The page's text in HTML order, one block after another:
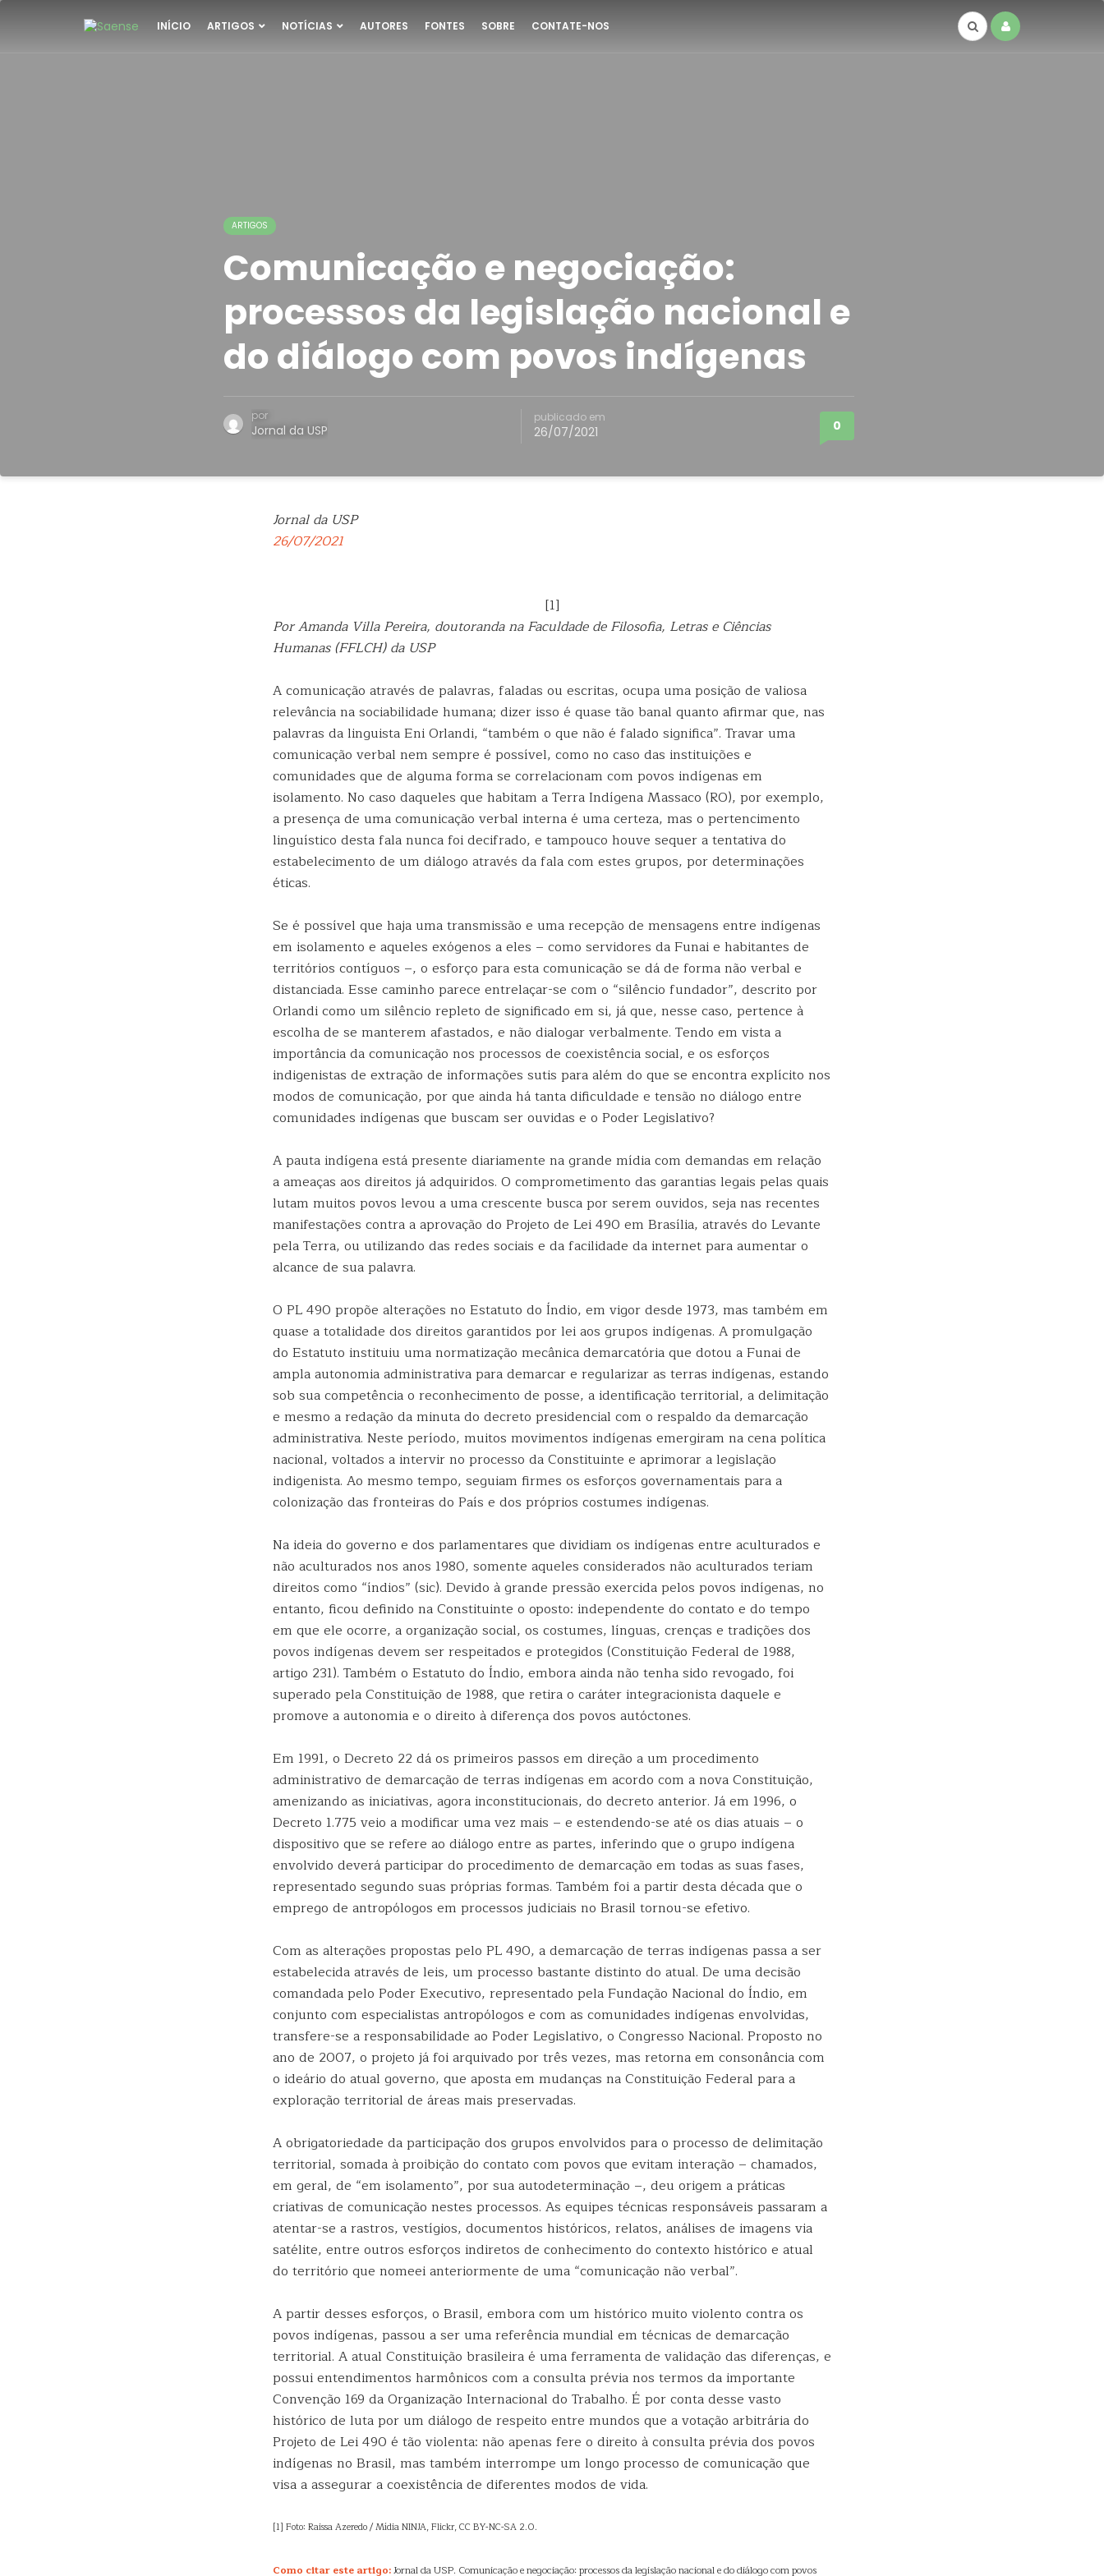
INÍCIO ARTIGOS NOTÍCIAS AUTORES FONTES SOBRE CONTATE-NOS
ARTIGOS
Comunicação e negociação:
processos da legislação nacional e
do diálogo com povos indígenas
por
Jornal da USP
publicado em
26/07/2021 0
Jornal da USP
26/07/2021
[1]
Por Amanda Villa Pereira, doutoranda na Faculdade de Filosofia, Letras e Ciências
Humanas (FFLCH) da USP
A comunicação através de palavras, faladas ou escritas, ocupa uma posição de valiosa
relevância na sociabilidade humana; dizer isso é quase tão banal quanto afirmar que, nas
palavras da linguista Eni Orlandi, “também o que não é falado significa”. Travar uma
comunicação verbal nem sempre é possível, como no caso das instituições e
comunidades que de alguma forma se correlacionam com povos indígenas em
isolamento. No caso daqueles que habitam a Terra Indígena Massaco (RO), por exemplo,
a presença de uma comunicação verbal interna é uma certeza, mas o pertencimento
linguístico desta fala nunca foi decifrado, e tampouco houve sequer a tentativa do
estabelecimento de um diálogo através da fala com estes grupos, por determinações
éticas.
Se é possível que haja uma transmissão e uma recepção de mensagens entre indígenas
em isolamento e aqueles exógenos a eles – como servidores da Funai e habitantes de
territórios contíguos –, o esforço para esta comunicação se dá de forma não verbal e
distanciada. Esse caminho parece entrelaçar-se com o “silêncio fundador”, descrito por
Orlandi como um silêncio repleto de significado em si, já que, nesse caso, pertence à
escolha de se manterem afastados, e não dialogar verbalmente. Tendo em vista a
importância da comunicação nos processos de coexistência social, e os esforços
indigenistas de extração de informações sutis para além do que se encontra explícito nos
modos de comunicação, por que ainda há tanta dificuldade e tensão no diálogo entre
comunidades indígenas que buscam ser ouvidas e o Poder Legislativo?
A pauta indígena está presente diariamente na grande mídia com demandas em relação
a ameaças aos direitos já adquiridos. O comprometimento das garantias legais pelas quais
lutam muitos povos levou a uma crescente busca por serem ouvidos, seja nas recentes
manifestações contra a aprovação do Projeto de Lei 490 em Brasília, através do Levante
pela Terra, ou utilizando das redes sociais e da facilidade da internet para aumentar o
alcance de sua palavra.
O PL 490 propõe alterações no Estatuto do Índio, em vigor desde 1973, mas também em
quase a totalidade dos direitos garantidos por lei aos grupos indígenas. A promulgação
do Estatuto instituiu uma normatização mecânica demarcatória que dotou a Funai de
ampla autonomia administrativa para demarcar e regularizar as terras indígenas, estando
sob sua competência o reconhecimento de posse, a identificação territorial, a delimitação
e mesmo a redação da minuta do decreto presidencial com o respaldo da demarcação
administrativa. Neste período, muitos movimentos indígenas emergiram na cena política
nacional, voltados a intervir no processo da Constituinte e aprimorar a legislação
indigenista. Ao mesmo tempo, seguiam firmes os esforços governamentais para a
colonização das fronteiras do País e dos próprios costumes indígenas.
Na ideia do governo e dos parlamentares que dividiam os indígenas entre aculturados e
não aculturados nos anos 1980, somente aqueles considerados não aculturados teriam
direitos como “índios” (sic). Devido à grande pressão exercida pelos povos indígenas, no
entanto, ficou definido na Constituinte o oposto: independente do contato e do tempo
em que ele ocorre, a organização social, os costumes, línguas, crenças e tradições dos
povos indígenas devem ser respeitados e protegidos (Constituição Federal de 1988,
artigo 231). Também o Estatuto do Índio, embora ainda não tenha sido revogado, foi
superado pela Constituição de 1988, que retira o caráter integracionista daquele e
promove a autonomia e o direito à diferença dos povos autóctones.
Em 1991, o Decreto 22 dá os primeiros passos em direção a um procedimento
administrativo de demarcação de terras indígenas em acordo com a nova Constituição,
amenizando as iniciativas, agora inconstitucionais, do decreto anterior. Já em 1996, o
Decreto 1.775 veio a modificar uma vez mais – e estendendo-se até os dias atuais – o
dispositivo que se refere ao diálogo entre as partes, inferindo que o grupo indígena
envolvido deverá participar do procedimento de demarcação em todas as suas fases,
representado segundo suas próprias formas. Também foi a partir desta década que o
emprego de antropólogos em processos judiciais no Brasil tornou-se efetivo.
Com as alterações propostas pelo PL 490, a demarcação de terras indígenas passa a ser
estabelecida através de leis, um processo bastante distinto do atual. De uma decisão
comandada pelo Poder Executivo, representado pela Fundação Nacional do Índio, em
conjunto com especialistas antropólogos e com as comunidades indígenas envolvidas,
transfere-se a responsabilidade ao Poder Legislativo, o Congresso Nacional. Proposto no
ano de 2007, o projeto já foi arquivado por três vezes, mas retorna em consonância com
o ideário do atual governo, que aposta em mudanças na Constituição Federal para a
exploração territorial de áreas mais preservadas.
A obrigatoriedade da participação dos grupos envolvidos para o processo de delimitação
territorial, somada à proibição do contato com povos que evitam interação – chamados,
em geral, de “em isolamento”, por sua autodeterminação –, deu origem a práticas
criativas de comunicação nestes processos. As equipes técnicas responsáveis passaram a
atentar-se a rastros, vestígios, documentos históricos, relatos, análises de imagens via
satélite, entre outros esforços indiretos de conhecimento do contexto histórico e atual
do território que nomeei anteriormente de uma “comunicação não verbal”.
A partir desses esforços, o Brasil, embora com um histórico muito violento contra os
povos indígenas, passou a ser uma referência mundial em técnicas de demarcação
territorial. A atual Constituição brasileira é uma ferramenta de validação das diferenças, e
possui entendimentos harmônicos com a consulta prévia nos termos da importante
Convenção 169 da Organização Internacional do Trabalho. É por conta desse vasto
histórico de luta por um diálogo de respeito entre mundos que a votação arbitrária do
Projeto de Lei 490 é tão violenta: não apenas fere o direito à consulta prévia dos povos
indígenas no Brasil, mas também interrompe um longo processo de comunicação que
visa a assegurar a coexistência de diferentes modos de vida.
[1] Foto: Raissa Azeredo / Mídia NINJA, Flickr, CC BY-NC-SA 2.0.
Como citar este artigo:Jornal da USP. Comunicação e negociação: processos da legislação nacional e do diálogo com povos